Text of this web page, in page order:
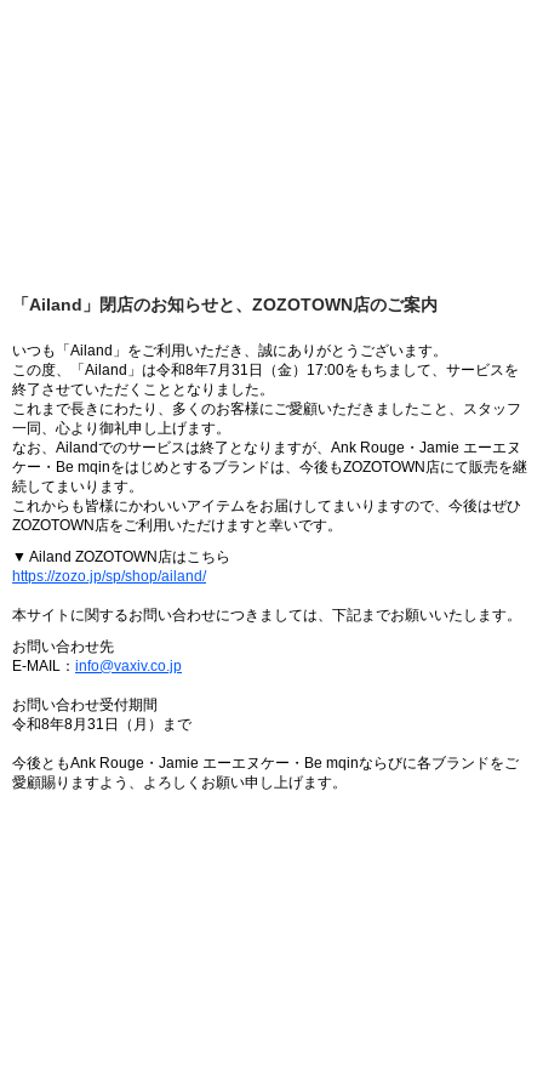
「Ailand」閉店のお知らせと、ZOZOTOWN店のご案内
いつも「Ailand」をご利用いただき、誠にありがとうございます。
この度、「Ailand」は令和8年7月31日（金）17:00をもちまして、サービスを
終了させていただくこととなりました。
これまで長きにわたり、多くのお客様にご愛顧いただきましたこと、スタッフ
一同、心より御礼申し上げます。
なお、Ailandでのサービスは終了となりますが、Ank Rouge・Jamie エーエヌ
ケー・Be mqinをはじめとするブランドは、今後もZOZOTOWN店にて販売を継
続してまいります。
これからも皆様にかわいいアイテムをお届けしてまいりますので、今後はぜひ
ZOZOTOWN店をご利用いただけますと幸いです。
▼ Ailand ZOZOTOWN店はこちら
https://zozo.jp/sp/shop/ailand/
本サイトに関するお問い合わせにつきましては、下記までお願いいたします。
お問い合わせ先
E-MAIL： info@vaxiv.co.jp
お問い合わせ受付期間
令和8年8月31日（月）まで
今後ともAnk Rouge・Jamie エーエヌケー・Be mqinならびに各ブランドをご
愛顧賜りますよう、よろしくお願い申し上げます。